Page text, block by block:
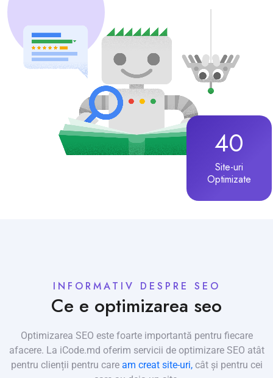
40
Site-uri
Optimizate
INFORMATIV DESPRE SEO
Ce e optimizarea seo
Optimizarea SEO este foarte importantă pentru fiecare
afacere. La iCode.md oferim servicii de optimizare SEO atât
pentru clienții pentru care am creat site-uri, cât și pentru cei